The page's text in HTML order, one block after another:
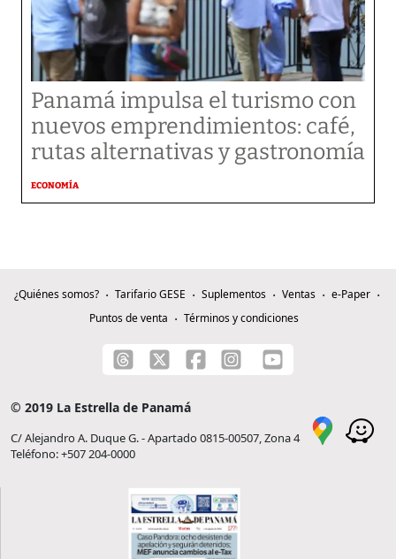
Panamá impulsa el turismo con
nuevos emprendimientos: café,
rutas alternativas y gastronomía
ECONOMÍA
¿Quiénes somos? Tarifario GESE Suplementos Ventas
e-Paper
Puntos de venta
Términos y condiciones
© 2019 La Estrella de Panamá
C/ Alejandro A. Duque G. - Apartado 0815-00507, Zona 4
Teléfono: +507 204-0000